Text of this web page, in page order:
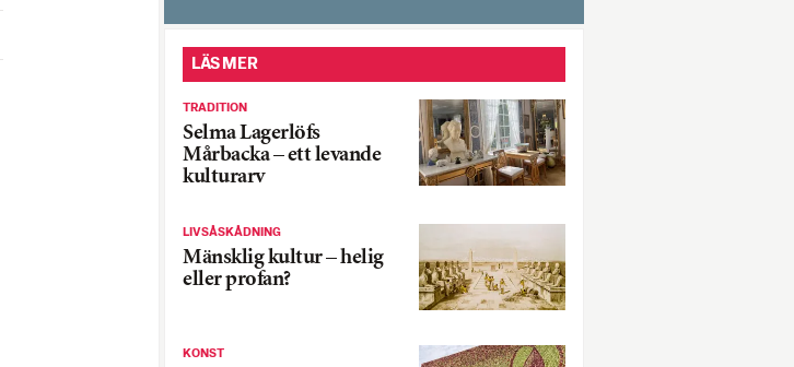
LÄS MER
TRADITION
Selma Lagerlöfs
Mårbacka – ett levande
kulturarv
LIVSÅSKÅDNING
Mänsklig kultur – helig
eller profan?
KONST